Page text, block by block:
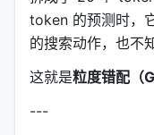
token 的预测时，
的搜索动作，也不
这就是粒度错配（
---